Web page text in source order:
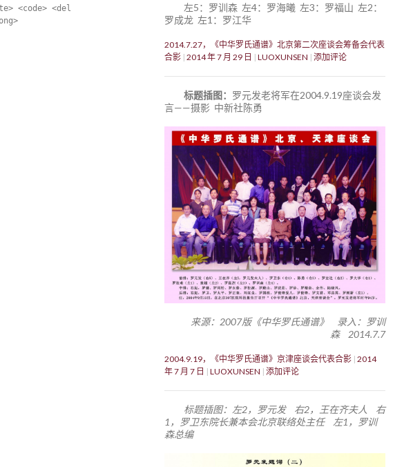
<code> <del
左5：罗训森 左4：罗海曦 左3：罗福山 左2：
罗成龙 左1：罗江华
2014.7.27，《中华罗氏通谱》北京第二次座谈会筹备会代表
合影 2014 年 7 月 29 日 LUOXUNSEN 添加评论
标题插图： 罗元发老将军在2004.9.19座谈会发
言——摄影 中新社陈勇
来源：2007版《中华罗氏通谱》 录入：罗训
森 2014.7.7
2004.9.19，《中华罗氏通谱》京津座谈会代表合影 2014
年 7 月 7 日
LUOXUNSEN 添加评论
标题插图：左2，罗元发 右2，王在齐夫人 右
1，罗卫东院长兼本会北京联络处主任 左1，罗训
森总编